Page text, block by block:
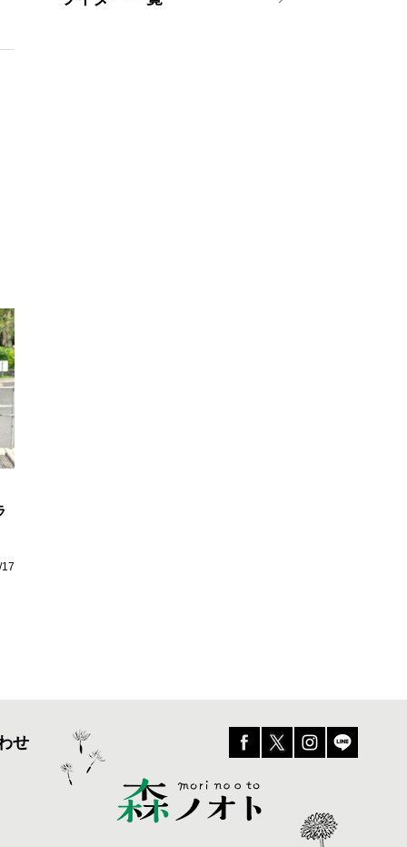
せ